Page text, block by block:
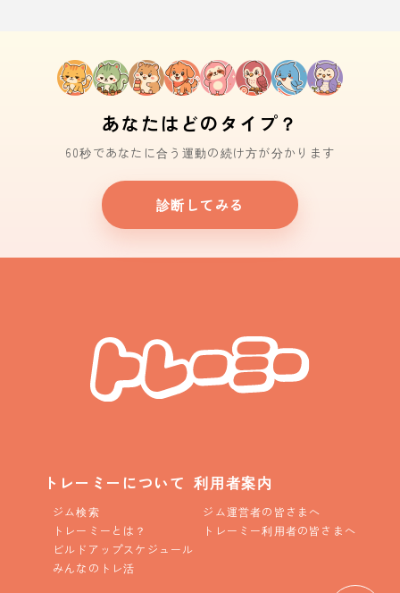
あなたはどのタイプ？
60秒であなたに合う運動の続け方が分かります
診断してみる
トレーミーについて
ジム検索
トレーミーとは？
ビルドアップスケジュール
みんなのトレ活
利用者案内
ジム運営者の皆さまへ
トレーミー利用者の皆さまへ